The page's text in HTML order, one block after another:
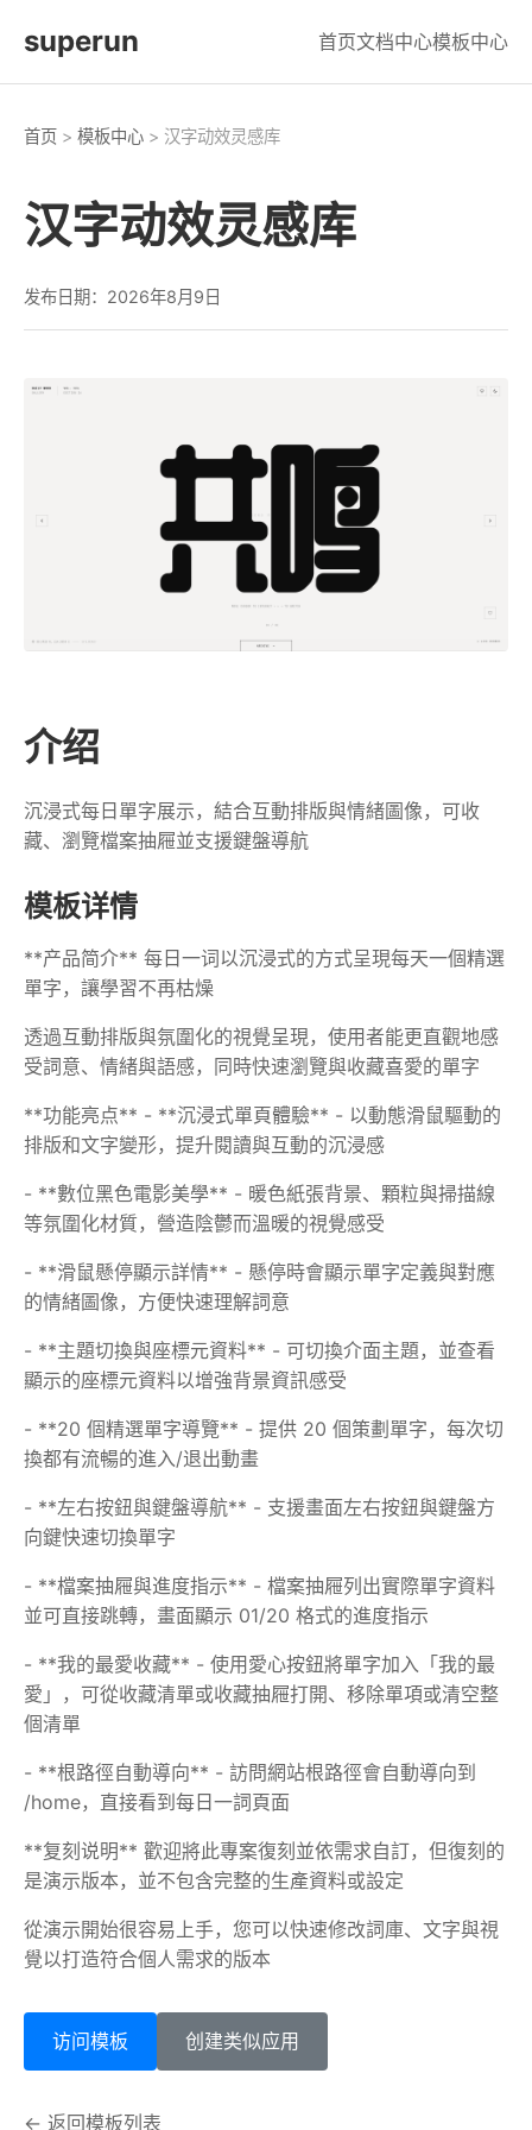
superun 首页文档中心模板中心
首页 > 模板中心 > 汉字动效灵感库
汉字动效灵感库
发布日期：2026年8月9日
介绍
沉浸式每日單字展示，結合互動排版與情緒圖像，可收
藏、瀏覽檔案抽屜並支援鍵盤導航
模板详情
**产品简介** 每日一词以沉浸式的方式呈現每天一個精選
單字，讓學習不再枯燥
透過互動排版與氛圍化的視覺呈現，使用者能更直觀地感
受詞意、情緒與語感，同時快速瀏覽與收藏喜愛的單字
**功能亮点** - **沉浸式單頁體驗** - 以動態滑鼠驅動的
排版和文字變形，提升閱讀與互動的沉浸感
- **數位黑色電影美學** - 暖色紙張背景、顆粒與掃描線
等氛圍化材質，營造陰鬱而溫暖的視覺感受
- **滑鼠懸停顯示詳情** - 懸停時會顯示單字定義與對應
的情緒圖像，方便快速理解詞意
- **主題切換與座標元資料** - 可切換介面主題，並查看
顯示的座標元資料以增強背景資訊感受
- **20 個精選單字導覽** - 提供 20 個策劃單字，每次切
換都有流暢的進入/退出動畫
- **左右按鈕與鍵盤導航** - 支援畫面左右按鈕與鍵盤方
向鍵快速切換單字
- **檔案抽屜與進度指示** - 檔案抽屜列出實際單字資料
並可直接跳轉，畫面顯示 01/20 格式的進度指示
- **我的最愛收藏** - 使用愛心按鈕將單字加入「我的最
愛」，可從收藏清單或收藏抽屜打開、移除單項或清空整
個清單
- **根路徑自動導向** - 訪問網站根路徑會自動導向到
/home，直接看到每日一詞頁面
**复刻说明** 歡迎將此專案復刻並依需求自訂，但復刻的
是演示版本，並不包含完整的生產資料或設定
從演示開始很容易上手，您可以快速修改詞庫、文字與視
覺以打造符合個人需求的版本
访问模板 创建类似应用
← 返回模板列表